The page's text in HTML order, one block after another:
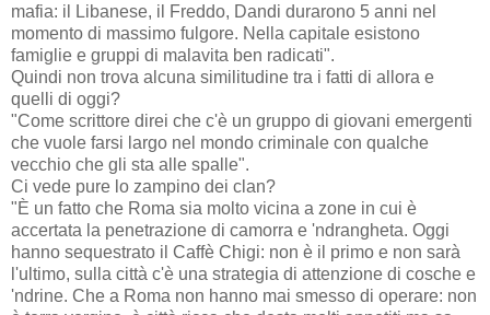
mafia: il Libanese, il Freddo, Dandi durarono 5 anni nel
momento di massimo fulgore. Nella capitale esistono
famiglie e gruppi di malavita ben radicati".
Quindi non trova alcuna similitudine tra i fatti di allora e
quelli di oggi?
"Come scrittore direi che c'è un gruppo di giovani emergenti
che vuole farsi largo nel mondo criminale con qualche
vecchio che gli sta alle spalle".
Ci vede pure lo zampino dei clan?
"È un fatto che Roma sia molto vicina a zone in cui è
accertata la penetrazione di camorra e 'ndrangheta. Oggi
hanno sequestrato il Caffè Chigi: non è il primo e non sarà
l'ultimo, sulla città c'è una strategia di attenzione di cosche e
'ndrine. Che a Roma non hanno mai smesso di operare: non